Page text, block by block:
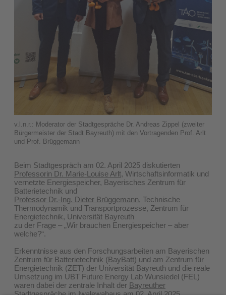
v.l.n.r.: Moderator der Stadtgespräche Dr. Andreas Zippel (zweiter
Bürgermeister der Stadt Bayreuth) mit den Vortragenden Prof. Arlt
und Prof. Brüggemann
Beim Stadtgespräch am 02. April 2025 diskutierten
Professorin Dr. Marie-Louise Arlt, Wirtschaftsinformatik und
vernetzte Energiespeicher, Bayerisches Zentrum für
Batterietechnik und
Professor Dr.-Ing. Dieter Brüggemann, Technische
Thermodynamik und Transportprozesse, Zentrum für
Energietechnik, Universität Bayreuth
zu der Frage – „Wir brauchen Energiespeicher – aber
welche?“.
Erkenntnisse aus den Forschungsarbeiten am Bayerischen
Zentrum für Batterietechnik (BayBatt) und am Zentrum für
Energietechnik (ZET) der Universität Bayreuth und die reale
Umsetzung im UBT Future Energy Lab Wunsiedel (FEL)
waren dabei der zentrale Inhalt der Bayreuther